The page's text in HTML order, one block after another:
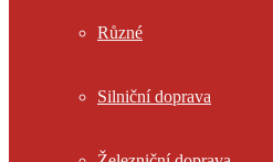
Různé
Silniční doprava